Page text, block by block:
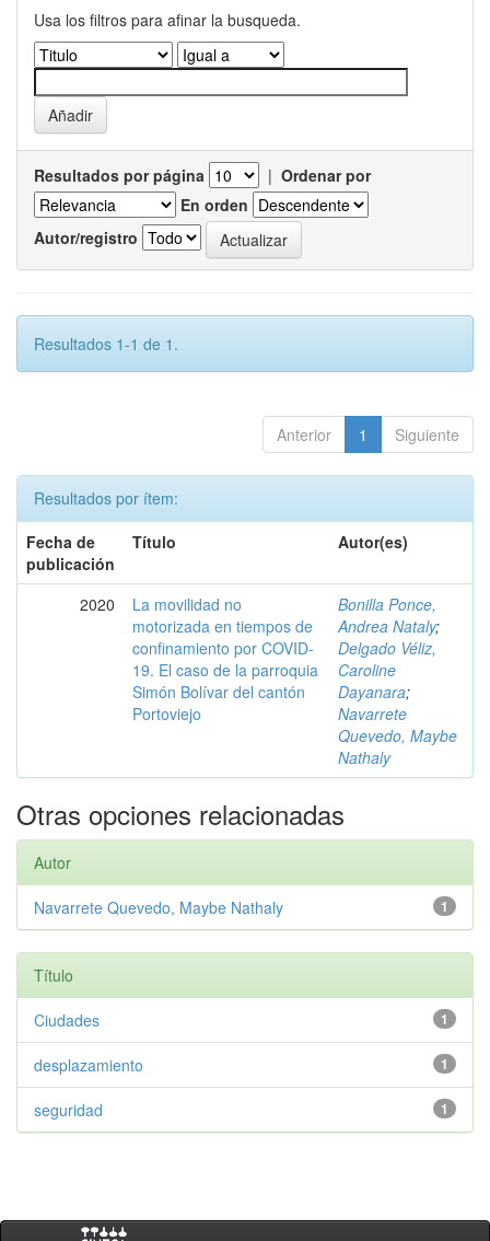
Usa los filtros para afinar la busqueda.
Resultados por página | Ordenar por
En orden
Autor/registro
Resultados 1-1 de 1.
Anterior 1 Siguiente
Resultados por ítem:
Fecha de
publicación
Título Autor(es)
2020
La movilidad no
motorizada en tiempos de
confinamiento por COVID-
19. El caso de la parroquia
Simón Bolívar del cantón
Portoviejo
Bonilla Ponce,
Andrea Nataly;
Delgado Véliz,
Caroline
Dayanara;
Navarrete
Quevedo, Maybe
Nathaly
Otras opciones relacionadas
Autor
1
Navarrete Quevedo, Maybe Nathaly
Título
1
Ciudades
1
desplazamiento
1
seguridad